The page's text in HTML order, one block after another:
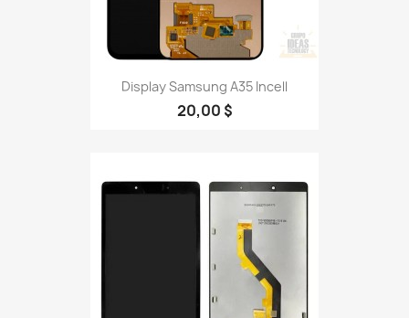
Display Samsung A35 Incell
20,00 $